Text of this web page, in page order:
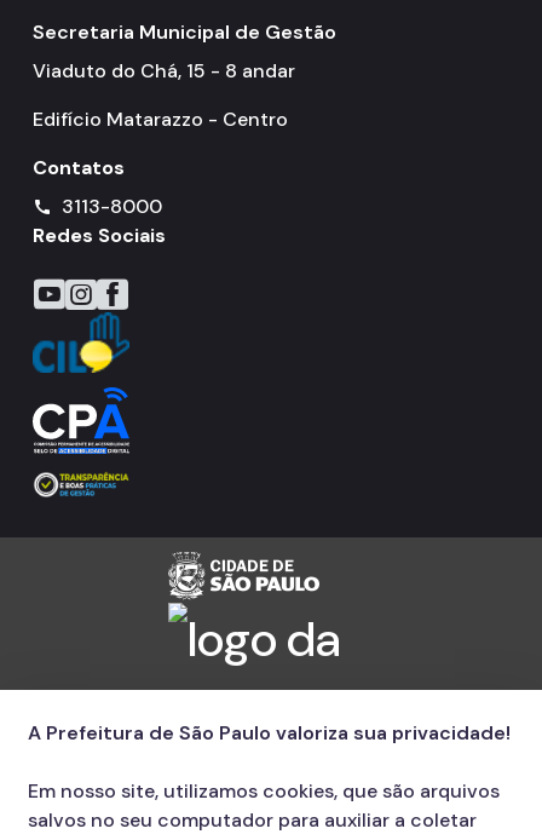
Secretaria Municipal de Gestão
Viaduto do Chá, 15 - 8 andar
Edifício Matarazzo - Centro
Contatos
call
3113-8000
Redes Sociais
Icone do YouTube
Icone do Instagram
Icone do Facebook
A Prefeitura de São Paulo valoriza sua privacidade!
Em nosso site, utilizamos cookies, que são arquivos
salvos no seu computador para auxiliar a coletar